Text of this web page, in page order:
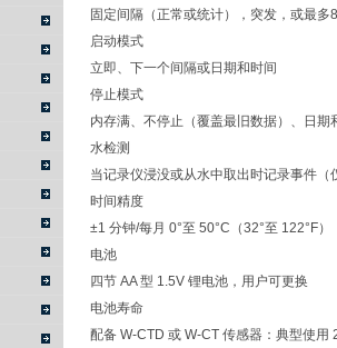
固定间隔（正常或统计），突发，或最
启动模式
立即、下一个间隔或日期和时间
停止模式
内存满、不停止（覆盖最旧数据）、日期
水检测
当记录仪浸没或从水中取出时记录事件（
时间精度
±1 分钟/每月 0°至 50°C（32°至 122°F）
电池
四节 AA 型 1.5V 锂电池，用户可更换
电池寿命
配备 W-CTD 或 W-CT 传感器：典型使用